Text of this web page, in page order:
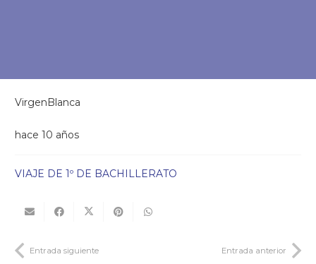
VirgenBlanca
hace 10 años
VIAJE DE 1º DE BACHILLERATO
Entrada siguiente Entrada anterior